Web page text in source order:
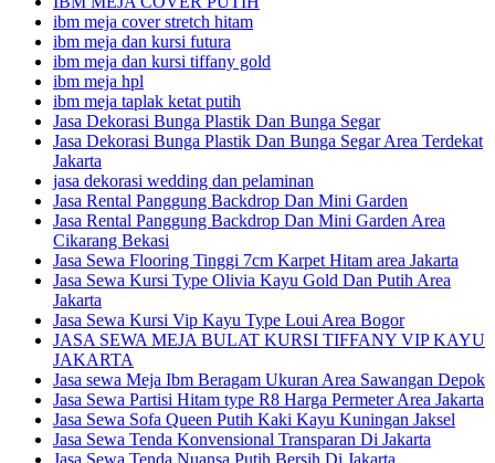
ibm meja cover stretch hitam
ibm meja dan kursi futura
ibm meja dan kursi tiffany gold
ibm meja hpl
ibm meja taplak ketat putih
Jasa Dekorasi Bunga Plastik Dan Bunga Segar
Jasa Dekorasi Bunga Plastik Dan Bunga Segar Area Terdekat
Jakarta
jasa dekorasi wedding dan pelaminan
Jasa Rental Panggung Backdrop Dan Mini Garden
Jasa Rental Panggung Backdrop Dan Mini Garden Area
Cikarang Bekasi
Jasa Sewa Flooring Tinggi 7cm Karpet Hitam area Jakarta
Jasa Sewa Kursi Type Olivia Kayu Gold Dan Putih Area
Jakarta
Jasa Sewa Kursi Vip Kayu Type Loui Area Bogor
JASA SEWA MEJA BULAT KURSI TIFFANY VIP KAYU
JAKARTA
Jasa sewa Meja Ibm Beragam Ukuran Area Sawangan Depok
Jasa Sewa Partisi Hitam type R8 Harga Permeter Area Jakarta
Jasa Sewa Sofa Queen Putih Kaki Kayu Kuningan Jaksel
Jasa Sewa Tenda Konvensional Transparan Di Jakarta